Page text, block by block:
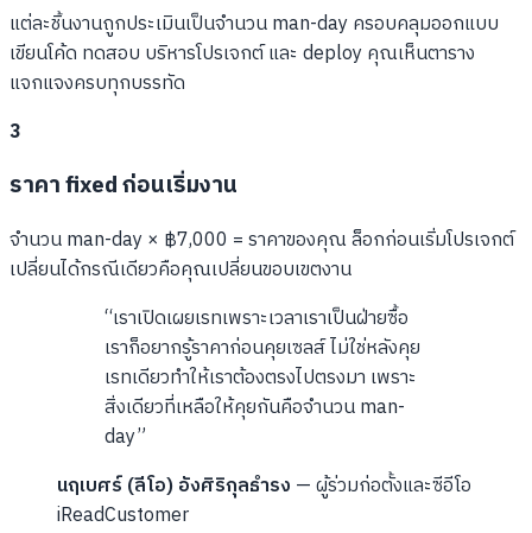
แต่ละชิ้นงานถูกประเมินเป็นจำนวน man-day ครอบคลุมออกแบบ
เขียนโค้ด ทดสอบ บริหารโปรเจกต์ และ deploy คุณเห็นตาราง
แจกแจงครบทุกบรรทัด
3
ราคา fixed ก่อนเริ่มงาน
จำนวน man-day × ฿7,000 = ราคาของคุณ ล็อกก่อนเริ่มโปรเจกต์
เปลี่ยนได้กรณีเดียวคือคุณเปลี่ยนขอบเขตงาน
“เราเปิดเผยเรทเพราะเวลาเราเป็นฝ่ายซื้อ
เราก็อยากรู้ราคาก่อนคุยเซลส์ ไม่ใช่หลังคุย
เรทเดียวทำให้เราต้องตรงไปตรงมา เพราะ
สิ่งเดียวที่เหลือให้คุยกันคือจำนวน man-
day”
นฤเบศร์ (ลีโอ) อังศิริกุลธำรง — ผู้ร่วมก่อตั้งและซีอีโอ
iReadCustomer